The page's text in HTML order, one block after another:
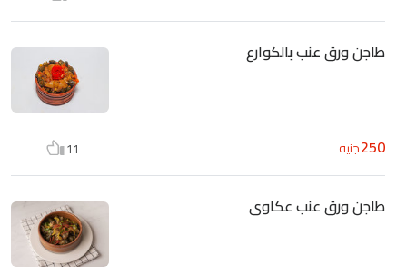
طاجن ورق عنب بالكوارع
250جنيه 11
طاجن ورق عنب عكاوى